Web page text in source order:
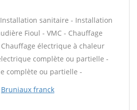
sanitaire - Installation
Fioul - VMC - Chauffage
électrique à chaleur
complète ou partielle -
complète ou partielle -
Bruniaux franck